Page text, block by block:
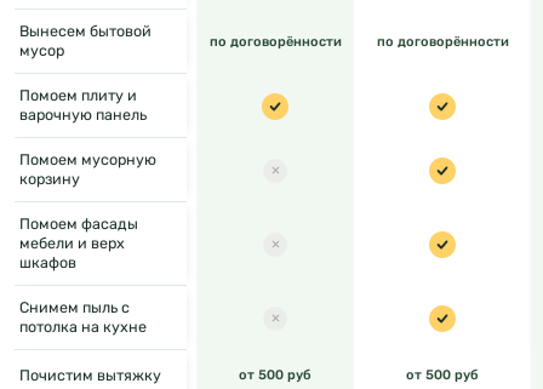
Вынесем бытовой
мусор
по договорённости по договорённости
Помоем плиту и
варочную панель
Помоем мусорную
корзину
Помоем фасады
мебели и верх
шкафов
Снимем пыль с
потолка на кухне
Почистим вытяжку от 500 руб от 500 руб